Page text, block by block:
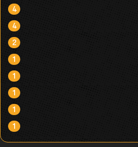
4
4
2
1
1
1
1
1